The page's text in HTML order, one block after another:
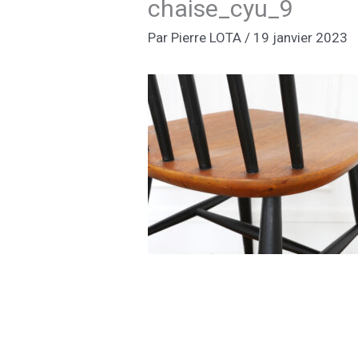
chaise_cyu_9
Par Pierre LOTA / 19 janvier 2023